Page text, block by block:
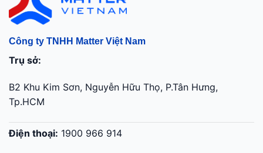
Công ty TNHH Matter Việt Nam
Trụ sở:
B2 Khu Kim Sơn, Nguyễn Hữu Thọ, P.Tân Hưng,
Tp.HCM
Điện thoại: 1900 966 914